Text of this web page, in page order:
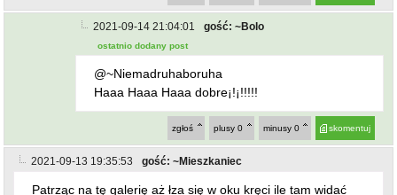
legend pożarnictwa z terenu powiatu ale jak zobaczyłem
zdjęcie 83 gdzie klakier niby prezes z niby odp Byczeń
zabierz do swojego księciuniu to ręce opadają
plusy
zgłoś
2021-09-13 19:41:54 gość: ~Ja sam
@~Mieszkaniec
Przepraszam za pomyłkę chciałem napisać zaciesza